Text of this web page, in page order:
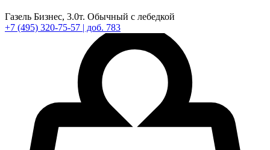
Газель Бизнес, 3.0т. Обычный с лебедкой
+7 (495) 320-75-57 | доб. 783